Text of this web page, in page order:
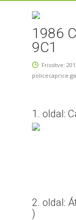
1986
9C1
Frissítve:
policecaprice
1. oldal:
2. oldal:
)